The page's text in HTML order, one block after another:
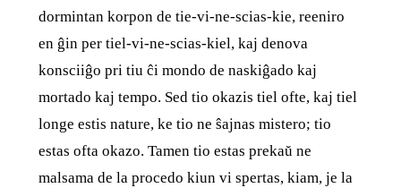
dormintan korpon de tie-vi-ne-scias-kie, reeniro
en ĝin per tiel-vi-ne-scias-kiel, kaj denova
konsciiĝo pri tiu ĉi mondo de naskiĝado kaj
mortado kaj tempo. Sed tio okazis tiel ofte, kaj tiel
longe estis nature, ke tio ne ŝajnas mistero; tio
estas ofta okazo. Tamen tio estas prekaŭ ne
malsama de la procedo kiun vi spertas, kiam, je la